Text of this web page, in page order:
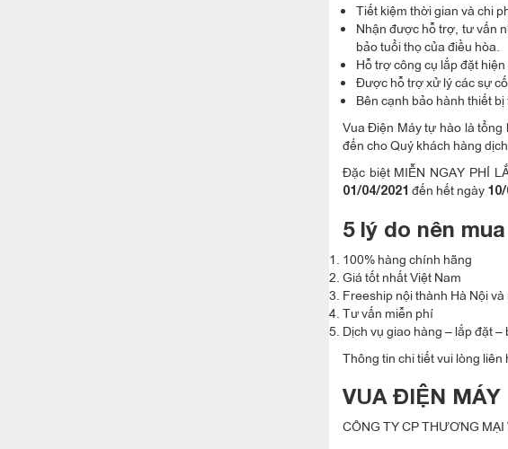
Tiết kiệm thời gian và chi
Nhận được hỗ trợ, tư vấn
bảo tuổi thọ của điều hòa.
Hỗ trợ công cụ lắp đặt
Được hỗ trợ xử lý các sự
Bên cạnh bảo hành thiết
Vua Điện Máy tự hào là
đến cho Quý khách hàng
Đặc biệt MIỄN NGAY PHÍ
01/04/2021 đến hết ngày
5 lý do nên
100% hàng chính hãng
Giá tốt nhất Việt Nam
Freeship nội thành Hà Nội
Tư vấn miễn phí
Dịch vụ giao hàng – lắp đặt
Thông tin chi tiết vui lòng liên
VUA ĐIỆN MÁY
CÔNG TY CP THƯƠNG